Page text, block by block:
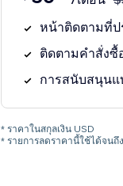
หน้าติดตามที่ป
ติดตามคำสั่งซื้
การสนับสนุน
* ราคาในสกุลเงิน USD
* รายการลดราคานี้ใช้ได้จน